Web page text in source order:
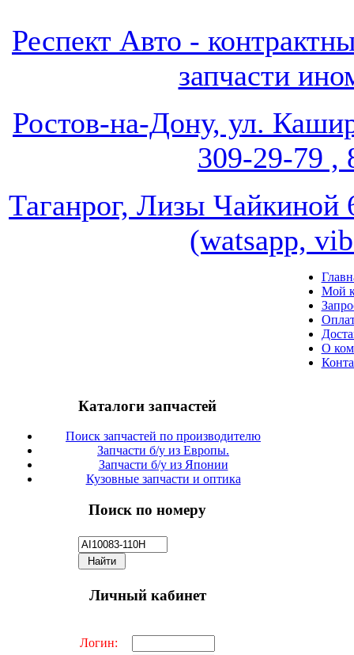
Респект Авто -
запчасти
Ростов-на-Дону, ул.
309-29-79 ,
Таганрог, Лизы
(watsapp,
Мой
О
Каталоги запчастей
Поиск запчастей по производителю
Запчасти б/у из Европы.
Запчасти б/у из Японии
Кузовные запчасти и оптика
Поиск по номеру
Личный кабинет
Логин: